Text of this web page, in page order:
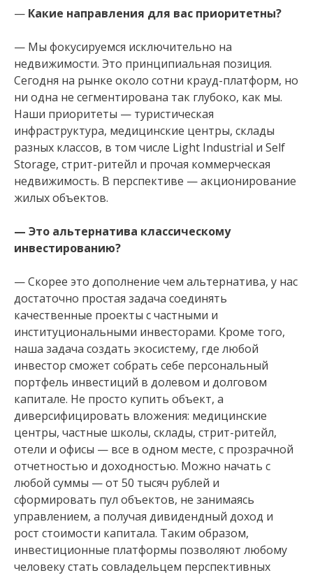
— Какие направления для вас приоритетны?
— Мы фокусируемся исключительно на
недвижимости. Это принципиальная позиция.
Сегодня на рынке около сотни крауд-платформ, но
ни одна не сегментирована так глубоко, как мы.
Наши приоритеты — туристическая
инфраструктура, медицинские центры, склады
разных классов, в том числе Light Industrial и Self
Storage, стрит-ритейл и прочая коммерческая
недвижимость. В перспективе — акционирование
жилых объектов.
— Это альтернатива классическому
инвестированию?
— Скорее это дополнение чем альтернатива, у нас
достаточно простая задача соединять
качественные проекты с частными и
институциональными инвесторами. Кроме того,
наша задача создать экосистему, где любой
инвестор сможет собрать себе персональный
портфель инвестиций в долевом и долговом
капитале. Не просто купить объект, а
диверсифицировать вложения: медицинские
центры, частные школы, склады, стрит-ритейл,
отели и офисы — все в одном месте, с прозрачной
отчетностью и доходностью. Можно начать с
любой суммы — от 50 тысяч рублей и
сформировать пул объектов, не занимаясь
управлением, а получая дивидендный доход и
рост стоимости капитала. Таким образом,
инвестиционные платформы позволяют любому
человеку стать совладельцем перспективных